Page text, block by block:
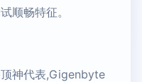
顺畅特征。
神代表,Gigenbyte